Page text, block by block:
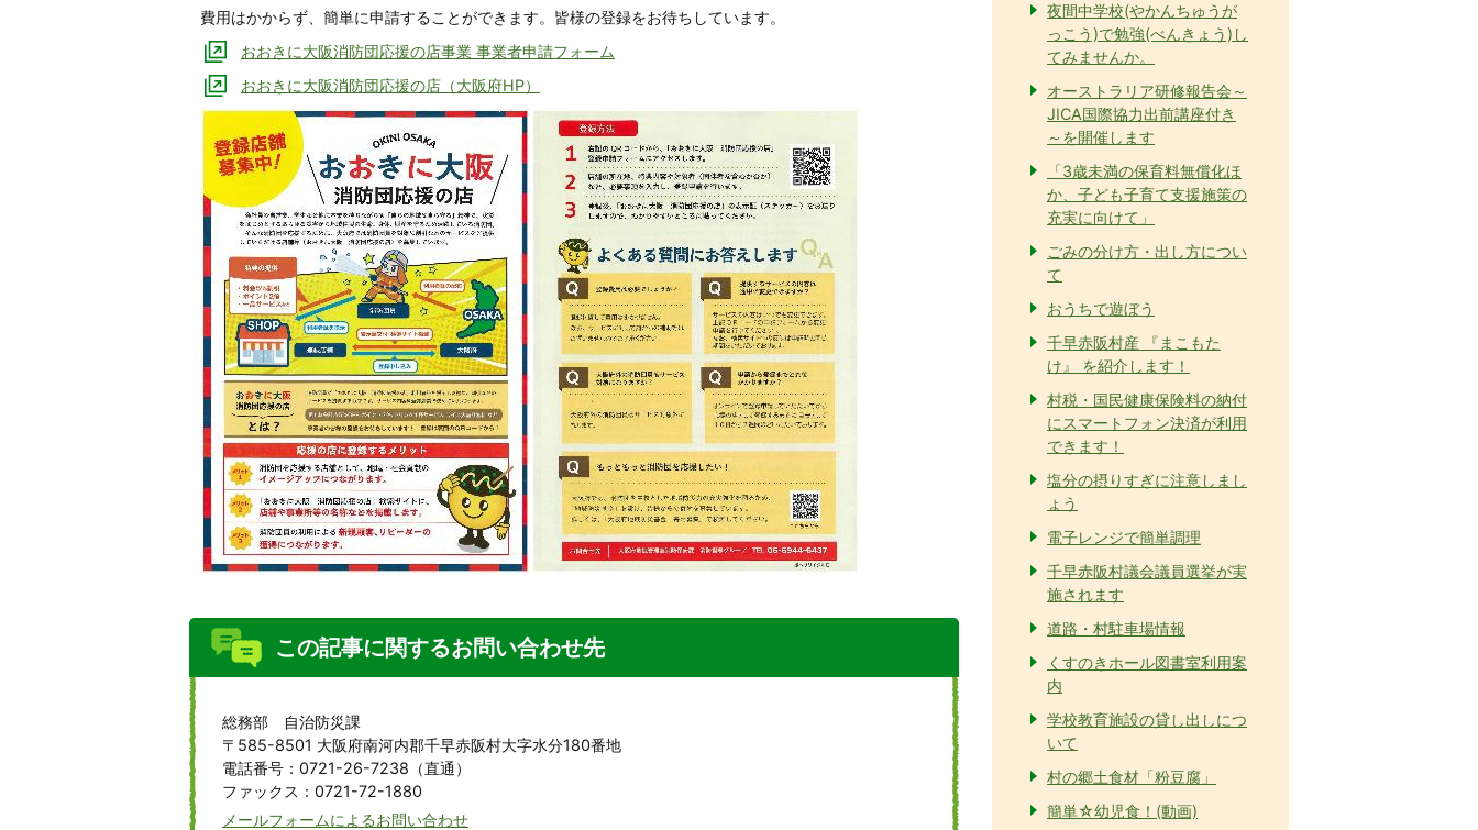
費用はかからず、簡単に申請することができます。皆様の登録をお待ちしています。
おおきに大阪消防団応援の店事業 事業者申請フォーム
おおきに大阪消防団応援の店（大阪府HP）
この記事に関するお問い合わせ先
総務部 自治防災課
〒585-8501 大阪府南河内郡千早赤阪村大字水分180番地
電話番号：0721-26-7238（直通）
ファックス：0721-72-1880
メールフォームによるお問い合わせ
夜間中学校(やかんちゅうが
っこう)で勉強(べんきょう)し
てみませんか。
オーストラリア研修報告会～
JICA国際協力出前講座付き
～を開催します
「3歳未満の保育料無償化ほ
か、子ども子育て支援施策の
充実に向けて」
ごみの分け方・出し方につい
て
おうちで遊ぼう
千早赤阪村産 『まこもた
け』 を紹介します！
村税・国民健康保険料の納付
にスマートフォン決済が利用
できます！
塩分の摂りすぎに注意しまし
ょう
電子レンジで簡単調理
千早赤阪村議会議員選挙が実
施されます
道路・村駐車場情報
くすのきホール図書室利用案
内
学校教育施設の貸し出しにつ
いて
村の郷土食材「粉豆腐」
簡単☆幼児食！(動画)